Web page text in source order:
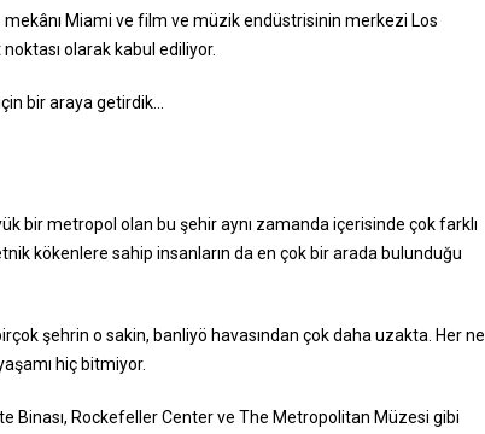
Miami ve film ve müzik endüstrisinin merkezi Los
olarak kabul ediliyor.
bir araya getirdik…
bir metropol olan bu şehir aynı zamanda içerisinde çok farklı
kökenlere sahip insanların da en çok bir arada bulunduğu
şehrin o sakin, banliyö havasından çok daha uzakta. Her ne
hiç bitmiyor.
Binası, Rockefeller Center ve The Metropolitan Müzesi gibi